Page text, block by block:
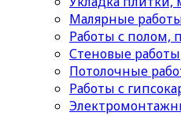
Малярные
Работы с полом,
Стеновые работы
Потолочные
Работы с